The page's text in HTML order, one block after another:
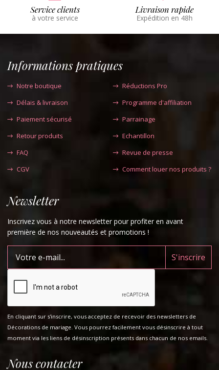
Service clients
à votre service
Livraison rapide
Expédition en 48h
Informations pratiques
Notre boutique
Délais & livraison
Paiement sécurisé
Retour produits
FAQ
CGV
Réductions Pro
Programme d'affiliation
Parrainage
Echantillon
Revue de presse
Comment louer nos produits ?
Newsletter
Inscrivez vous à notre newsletter pour profiter en avant
première de nos nouveautés et promotions !
En cliquant sur s'inscrire, vous acceptez de recevoir des newsletters de
Décorations de mariage. Vous pourrez facilement vous désinscrire à tout
moment via les liens de désinscription présents dans chacun de nos emails.
Nous contacter